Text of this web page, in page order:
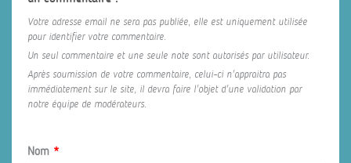
Votre adresse email ne sera pas publiée, elle est uniquement utilisée
pour identifier votre commentaire.
Un seul commentaire et une seule note sont autorisés par utilisateur.
Après soumission de votre commentaire, celui-ci n'appraitra pas
immédiatement sur le site, il devra faire l'objet d'une validation par
notre équipe de modérateurs.
Nom *